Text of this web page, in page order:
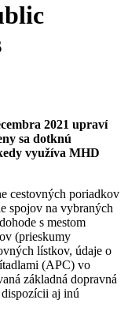
2021 upraví
sa dotknú
využíva MHD
cestovných poriadkov
spojov na vybraných
s mestom
(prieskumy
lístkov, údaje o
(APC) vo
základná dopravná
aj inú